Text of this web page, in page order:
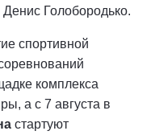
Денис Голобородько.
спортивной
комплекса
а с 7 августа в
стартуют